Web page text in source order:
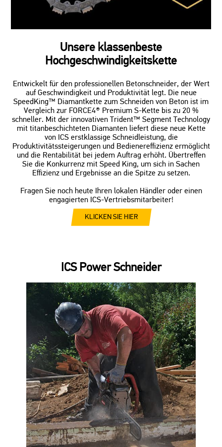
Unsere klassenbeste
Hochgeschwindigkeitskette
Entwickelt für den professionellen Betonschneider, der Wert
auf Geschwindigkeit und Produktivität legt. Die neue
SpeedKing™ Diamantkette zum Schneiden von Beton ist im
Vergleich zur FORCE4® Premium S-Kette bis zu 20 %
schneller. Mit der innovativen Trident™ Segment Technology
mit titanbeschichteten Diamanten liefert diese neue Kette
von ICS erstklassige Schneidleistung, die
Produktivitätssteigerungen und Bedienereffizienz ermöglicht
und die Rentabilität bei jedem Auftrag erhöht. Übertreffen
Sie die Konkurrenz mit Speed King, um sich in Sachen
Effizienz und Ergebnisse an die Spitze zu setzen.
Fragen Sie noch heute Ihren lokalen Händler oder einen
engagierten ICS-Vertriebsmitarbeiter!
KLICKEN SIE HIER
ICS Power Schneider